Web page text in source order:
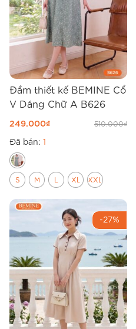
Đầm thiết kế BEMINE Cổ
V Dáng Chữ A B626
249.000₫ 510.000₫
Đã bán: 1
S M L XL XXL
-27%